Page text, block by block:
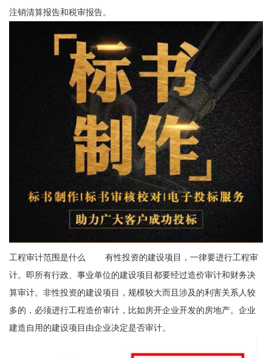
注销清算报告和税审报告。
工程审计范围是什么 有性投资的建设项目，一律要进行工程审
计。即所有行政、事业单位的建设项目都要经过造价审计和财务决
算审计。非性投资的建设项目，规模较大而且涉及的利害关系人较
多的，必须进行工程造价审计，比如房开企业开发的房地产。企业
建造自用的建设项目由企业决定是否审计。